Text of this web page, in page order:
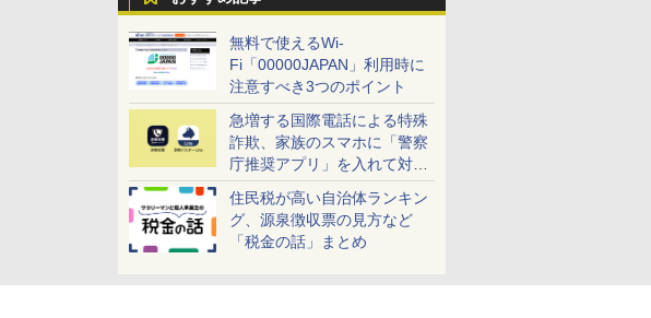
無料で使えるWi-
Fi「00000JAPAN」利用時に
注意すべき3つのポイント
急増する国際電話による特殊
詐欺、家族のスマホに「警察
庁推奨アプリ」を入れて対策
しよう！
住民税が高い自治体ランキン
グ、源泉徴収票の見方など
「税金の話」まとめ